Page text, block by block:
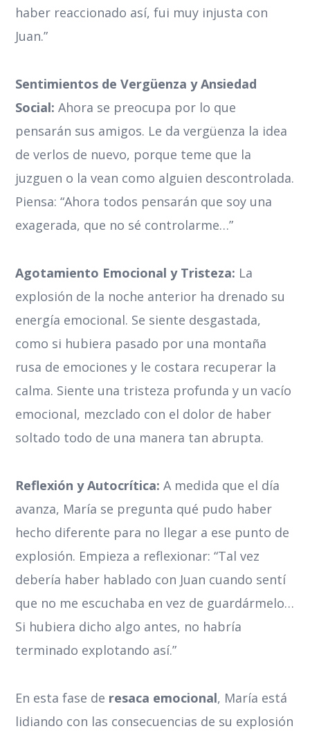
haber reaccionado así, fui muy injusta con
Juan.”
Sentimientos de Vergüenza y Ansiedad
Social: Ahora se preocupa por lo que
pensarán sus amigos. Le da vergüenza la idea
de verlos de nuevo, porque teme que la
juzguen o la vean como alguien descontrolada.
Piensa: “Ahora todos pensarán que soy una
exagerada, que no sé controlarme…”
Agotamiento Emocional y Tristeza: La
explosión de la noche anterior ha drenado su
energía emocional. Se siente desgastada,
como si hubiera pasado por una montaña
rusa de emociones y le costara recuperar la
calma. Siente una tristeza profunda y un vacío
emocional, mezclado con el dolor de haber
soltado todo de una manera tan abrupta.
Reflexión y Autocrítica: A medida que el día
avanza, María se pregunta qué pudo haber
hecho diferente para no llegar a ese punto de
explosión. Empieza a reflexionar: “Tal vez
debería haber hablado con Juan cuando sentí
que no me escuchaba en vez de guardármelo…
Si hubiera dicho algo antes, no habría
terminado explotando así.”
En esta fase de resaca emocional, María está
lidiando con las consecuencias de su explosión